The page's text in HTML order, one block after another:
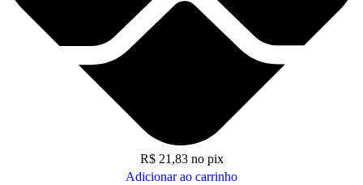
R$21,83 no pix
Adicionar ao carrinho